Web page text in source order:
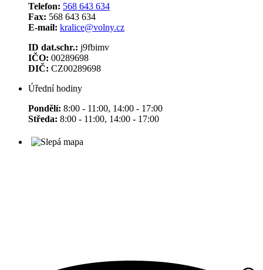
Telefon: 568 643 634
Fax: 568 643 634
E-mail: kralice@volny.cz
ID dat.schr.: j9fbimv
IČO: 00289698
DIČ: CZ00289698
Úřední hodiny
Pondělí: 8:00 - 11:00, 14:00 - 17:00
Středa: 8:00 - 11:00, 14:00 - 17:00